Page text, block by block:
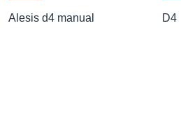
Alesis d4 manual D4